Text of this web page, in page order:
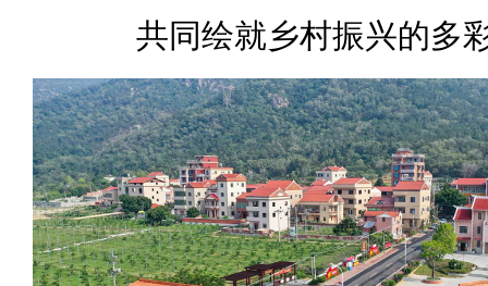
共同绘就乡村振兴的多